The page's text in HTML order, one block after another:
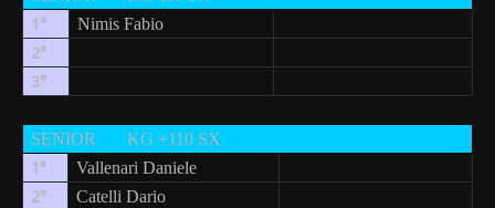
1° Nimis Fabio
2°
3°
SENIOR KG +110 SX
1° Vallenari Daniele
2° Catelli Dario